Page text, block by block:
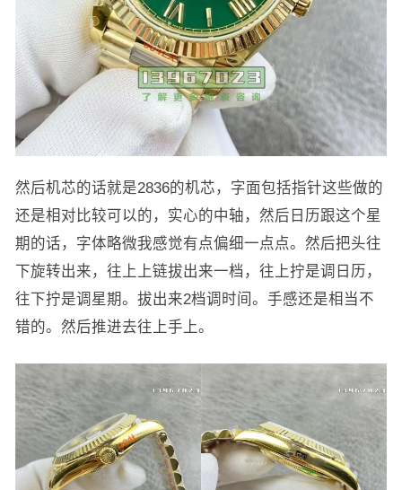
然后机芯的话就是2836的机芯，字面包括指针这些做的
还是相对比较可以的，实心的中轴，然后日历跟这个星
期的话，字体略微我感觉有点偏细一点点。然后把头往
下旋转出来，往上上链拔出来一档，往上拧是调日历，
往下拧是调星期。拔出来2档调时间。手感还是相当不
错的。然后推进去往上手上。